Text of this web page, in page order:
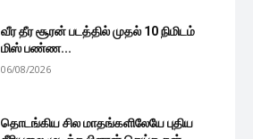
வீர தீர சூரன் படத்தில் முதல் 10 நிமிடம்
மிஸ் பண்ண...
06/08/2026
தொடங்கிய சில மாதங்களிலேயே புதிய